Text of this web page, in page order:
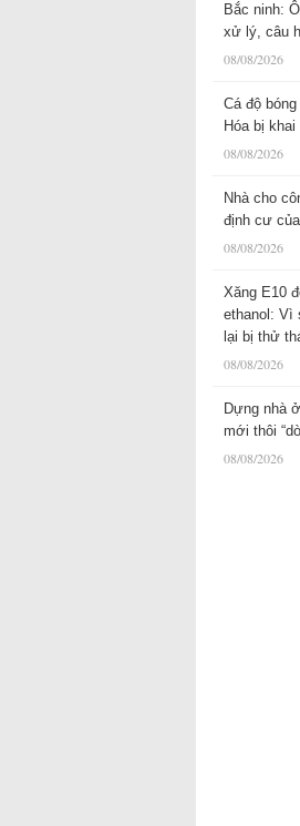
Bắc ninh:
xử lý, câu
08/08/2026
Cá độ
Hóa bị
08/08/2026
Nhà cho
định cư
08/08/2026
Xăng E10
ethanol: Vì
lại bị thử
08/08/2026
Dựng nhà
mới thôi
08/08/2026